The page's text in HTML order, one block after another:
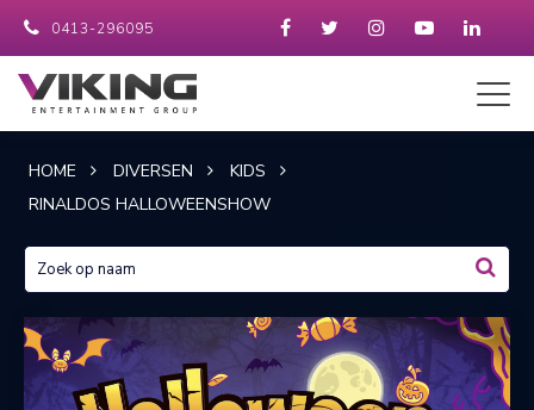
0413-296095
HOME DIVERSEN
KIDS
RINALDOS HALLOWEENSHOW